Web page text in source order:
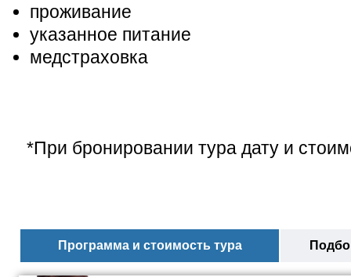
проживание
указанное питание
медстраховка
*При бронировании тура дату и
Программа и стоимость тура